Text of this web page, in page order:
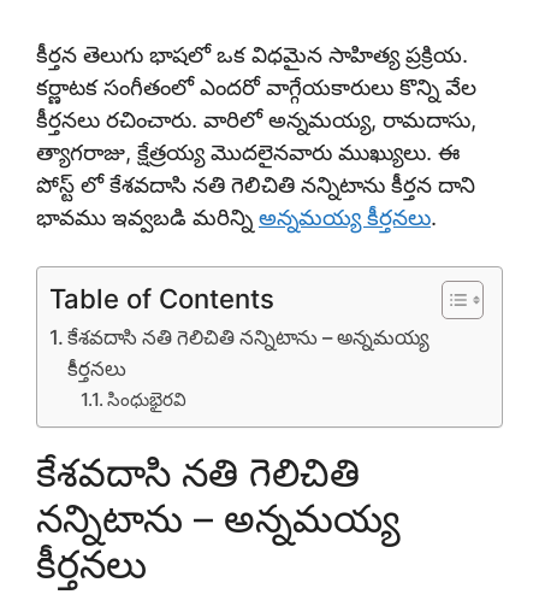
కీర్తన తెలుగు భాషలో ఒక విధమైన సాహిత్య ప్రక్రియ.
కర్ణాటక సంగీతంలో ఎందరో వాగ్గేయకారులు కొన్ని వేల
కీర్తనలు రచించారు. వారిలో అన్నమయ్య, రామదాసు,
త్యాగరాజు, క్షేత్రయ్య మొదలైనవారు ముఖ్యులు. ఈ
పోస్ట్ లో కేశవదాసి నతి గెలిచితి నన్నిటాను కీర్తన దాని
భావము ఇవ్వబడి మరిన్ని అన్నమయ్య కీర్తనలు.
Table of Contents
కేశవదాసి నతి గెలిచితి నన్నిటాను – అన్నమయ్య
కీర్తనలు
సింధుభైరవి
కేశవదాసి నతి గెలిచితి
నన్నిటాను – అన్నమయ్య
కీర్తనలు